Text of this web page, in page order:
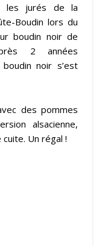
les jurés de la
Boudin lors du
boudin noir de
2 années
noir s’est
des pommes
alsacienne,
Un régal !